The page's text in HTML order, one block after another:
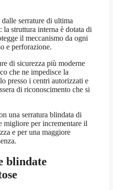
serrature di ultima
la struttura interna è dotata di
il meccanismo da ogni
e perforazione.
di sicurezza più moderne
che ne impedisce la
presso i centri autorizzati e
di riconoscimento che si
una serratura blindata di
migliore per incrementare il
e per una maggiore
blindate